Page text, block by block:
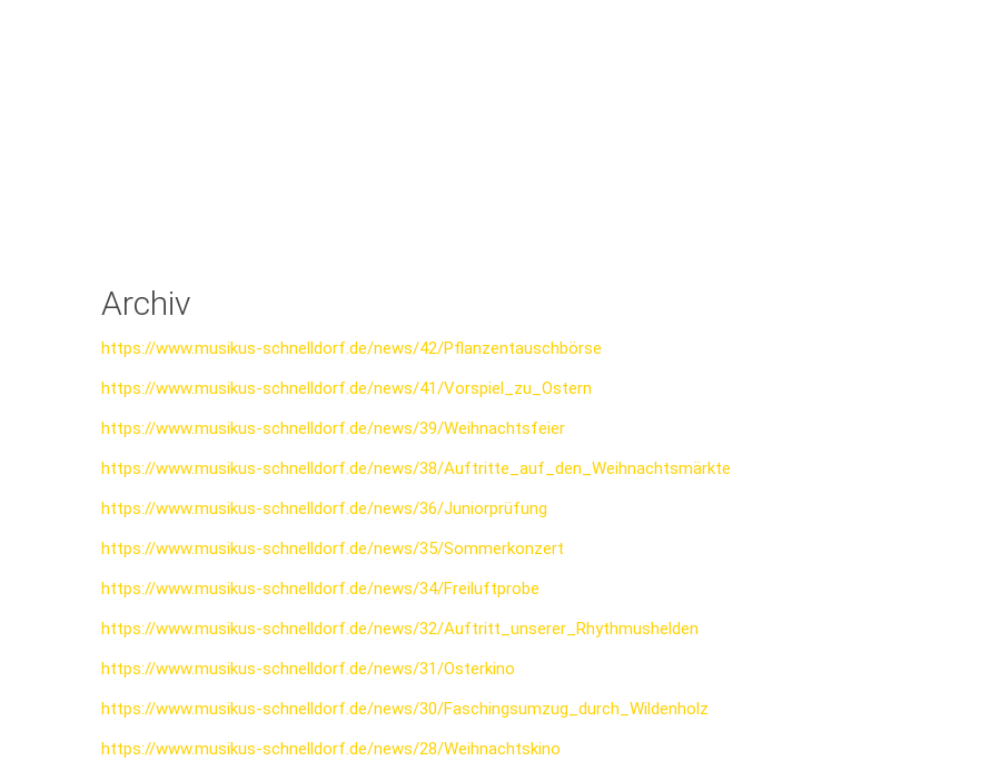
Archiv
https://www.musikus-schnelldorf.de/news/42/Pflanzentauschbörse
https://www.musikus-schnelldorf.de/news/41/Vorspiel_zu_Ostern
https://www.musikus-schnelldorf.de/news/39/Weihnachtsfeier
https://www.musikus-schnelldorf.de/news/38/Auftritte_auf_den_Weihnachtsmärkte
https://www.musikus-schnelldorf.de/news/36/Juniorprüfung
https://www.musikus-schnelldorf.de/news/35/Sommerkonzert
https://www.musikus-schnelldorf.de/news/34/Freiluftprobe
https://www.musikus-schnelldorf.de/news/32/Auftritt_unserer_Rhythmushelden
https://www.musikus-schnelldorf.de/news/31/Osterkino
https://www.musikus-schnelldorf.de/news/30/Faschingsumzug_durch_Wildenholz
https://www.musikus-schnelldorf.de/news/28/Weihnachtskino